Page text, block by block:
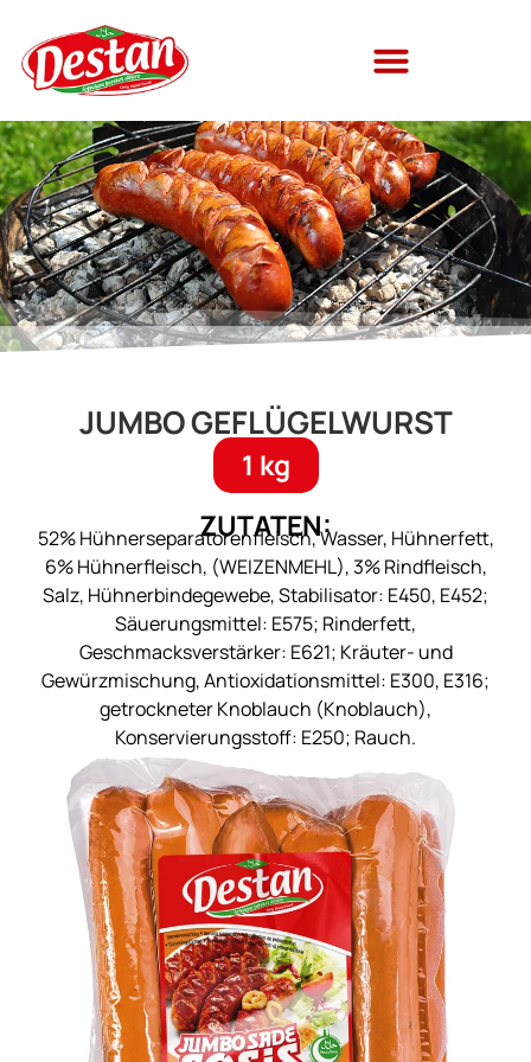
JUMBO GEFLÜGELWURST
1 kg
ZUTATEN:
52% Hühnerseparatorenfleisch, Wasser, Hühnerfett,
6% Hühnerfleisch, (WEIZENMEHL), 3% Rindfleisch,
Salz, Hühnerbindegewebe, Stabilisator: E450, E452;
Säuerungsmittel: E575; Rinderfett,
Geschmacksverstärker: E621; Kräuter- und
Gewürzmischung, Antioxidationsmittel: E300, E316;
getrockneter Knoblauch (Knoblauch),
Konservierungsstoff: E250; Rauch.